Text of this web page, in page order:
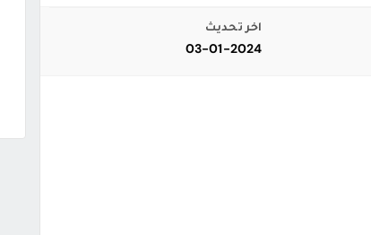
اخر تحديث
03-01-2024